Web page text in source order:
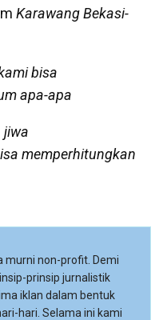
Karawang Bekasi-
bisa
apa-apa
jiwa
memperhitungkan
murni non-profit. Demi
prinsip jurnalistik
iklan dalam bentuk
hari. Selama ini kami